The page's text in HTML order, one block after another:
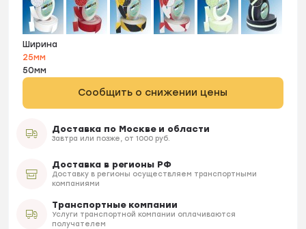
Ширина
25мм
50мм
Сообщить о снижении цены
Доставка по Москве и области
Завтра или позже, от 1000 руб.
Доставка в регионы РФ
Доставку в регионы осуществляем транспортными
компаниями
Транспортные компании
Услуги транспортной компании оплачиваются
получателем